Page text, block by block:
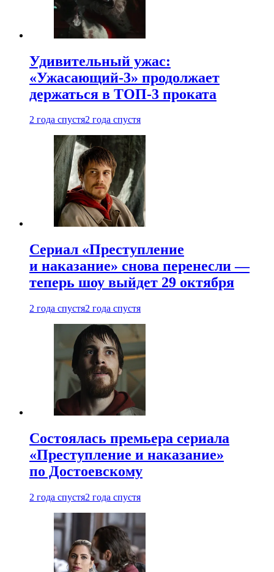
Удивительный ужас:
«Ужасающий-3» продолжает
держаться в ТОП-3 проката
2 года спустя2 года спустя
Сериал «Преступление
и наказание» снова перенесли —
теперь шоу выйдет 29 октября
2 года спустя2 года спустя
Состоялась премьера сериала
«Преступление и наказание»
по Достоевскому
2 года спустя2 года спустя